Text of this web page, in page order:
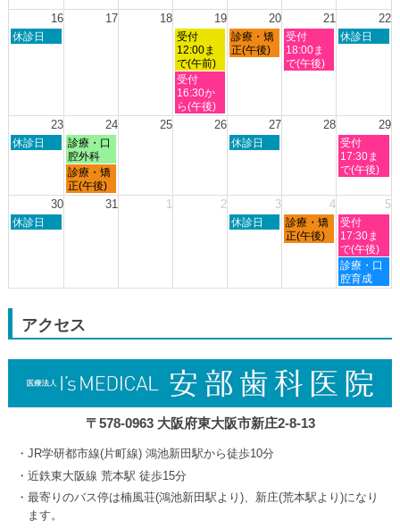
8
月
8
月
12th
2026
8
月
13th
8
月
14th
2026
8
月
16 17 18 19 20 21 22
日
2026
休診日
水
曜
日,
8
月
19th
2026
受付
12:00ま
で(午前)
木
曜
2026
診療・矯
正(午後)
金
曜
日,
2026
受付
18:00ま
で(午後)
土
2026
休診日
水
曜
日,
8
受付
16:30か
ら(午後)
23 24 25 26 27 28 29
日
月
2026
休診日
月
曜
日,
8
月
診療・口
腔外科
木
月
2026
休診日
土
曜
日,
月
2026
受付
17:30ま
で(午後)
月
曜
日,
診療・矯
正(午後)
30 31 1 2 3 4 5
日
30th
休診日
木
3rd
休診日
金
曜
4th
診療・矯
正(午後)
土
曜
日,
9
月
5th
受付
17:30ま
で(午後)
土
曜
日,
診療・口
腔育成
アクセス
〒578-0963 大阪府東大阪市新庄2-8-13
JR学研都市線(片町線) 鴻池新田駅から徒歩10分
近鉄東大阪線 荒本駅 徒歩15分
最寄りのバス停は楠風荘(鴻池新田駅より)、新庄(荒本駅より)になり
ます。